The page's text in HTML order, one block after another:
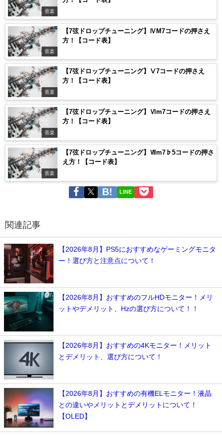
音楽
音楽
【7弦ドロップチューニング】ⅣM7コードの押さえ
方！【コード表】
音楽
【7弦ドロップチューニング】Ⅴ7コードの押さえ
方！【コード表】
音楽
【7弦ドロップチューニング】Ⅵm7コードの押さえ
方！【コード表】
音楽
【7弦ドロップチューニング】Ⅶm7♭5コードの押さ
え方！【コード表】
LINE
関連記事
【2026年8月】PS5におすすめなゲーミングモニタ
ー！選び方と注意点について！
【2026年8月】おすすめのフルHDモニター！メリ
ットやデメリット、Hzの選び方について！！
【2026年8月】おすすめの4Kモニター！メリット
とデメリット、選び方について！
【2026年8月】おすすめの有機ELモニター！液晶
との違いやメリットとデメリットについて！
【OLED】